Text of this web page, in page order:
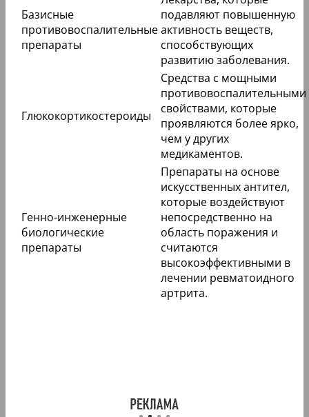
Базисные
противовоспалительные
препараты
подавляют повышенную
активность веществ,
способствующих
развитию заболевания.
Глюкокортикостероиды
Средства с мощными
противовоспалительными
свойствами, которые
проявляются более ярко,
чем у других
медикаментов.
Генно-инженерные
биологические
препараты
Препараты на основе
искусственных антител,
которые воздействуют
непосредственно на
область поражения и
считаются
высокоэффективными в
лечении ревматоидного
артрита.